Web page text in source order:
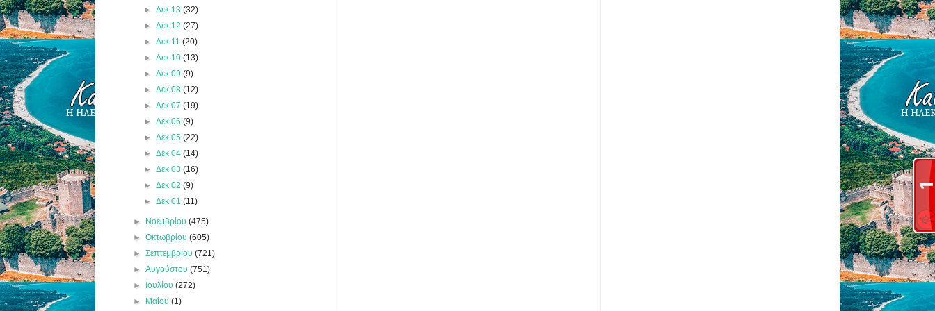
► Δεκ 13 (32)
► Δεκ 12 (27)
► Δεκ 11 (20)
► Δεκ 10 (13)
► Δεκ 09 (9)
► Δεκ 08 (12)
► Δεκ 07 (19)
► Δεκ 06 (9)
► Δεκ 05 (22)
► Δεκ 04 (14)
► Δεκ 03 (16)
► Δεκ 02 (9)
► Δεκ 01 (11)
► Νοεμβρίου(475)
►Οκτωβρίου(605)
►Σεπτεμβρίου(721)
►Αυγούστου(751)
► Ιουλίου(272)
► Μαΐου(1)